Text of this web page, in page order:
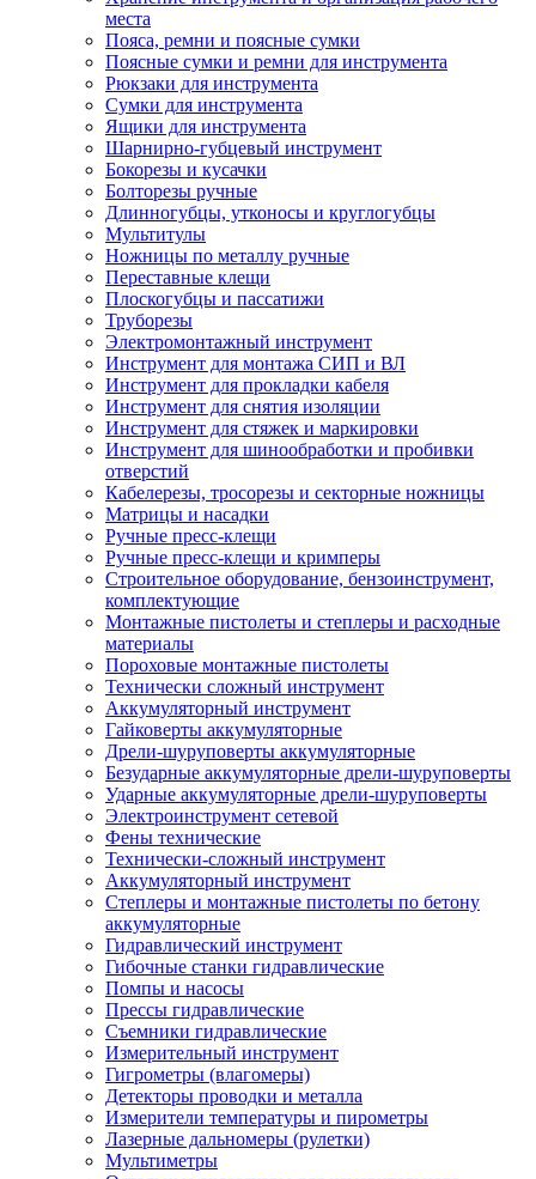
места
Пояса, ремни и поясные сумки
Поясные сумки и ремни для инструмента
Рюкзаки для инструмента
Сумки для инструмента
Ящики для инструмента
Шарнирно-губцевый инструмент
Бокорезы и кусачки
Болторезы ручные
Длинногубцы, утконосы и круглогубцы
Мультитулы
Ножницы по металлу ручные
Переставные клещи
Плоскогубцы и пассатижи
Труборезы
Электромонтажный инструмент
Инструмент для монтажа СИП и ВЛ
Инструмент для прокладки кабеля
Инструмент для снятия изоляции
Инструмент для стяжек и маркировки
Инструмент для шинообработки и пробивки
отверстий
Кабелерезы, тросорезы и секторные ножницы
Матрицы и насадки
Ручные пресс-клещи
Ручные пресс-клещи и кримперы
Строительное оборудование, бензоинструмент,
комплектующие
Монтажные пистолеты и степлеры и расходные
материалы
Пороховые монтажные пистолеты
Технически сложный инструмент
Аккумуляторный инструмент
Гайковерты аккумуляторные
Дрели-шуруповерты аккумуляторные
Безударные аккумуляторные дрели-шуруповерты
Ударные аккумуляторные дрели-шуруповерты
Электроинструмент сетевой
Фены технические
Технически-сложный инструмент
Аккумуляторный инструмент
Степлеры и монтажные пистолеты по бетону
аккумуляторные
Гидравлический инструмент
Гибочные станки гидравлические
Помпы и насосы
Прессы гидравлические
Съемники гидравлические
Измерительный инструмент
Гигрометры (влагомеры)
Детекторы проводки и металла
Измерители температуры и пирометры
Лазерные дальномеры (рулетки)
Мультиметры